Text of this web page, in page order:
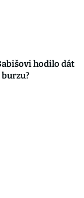
hodilo dát